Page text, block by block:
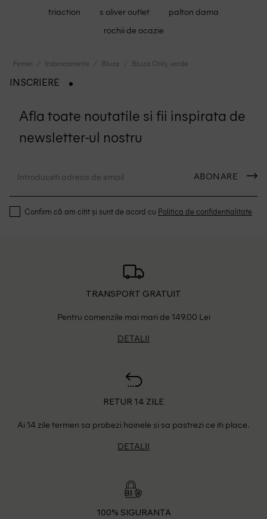
triaction
s oliver outlet
palton dama
rochii de ocazie
Femei Imbracaminte Bluze Bluza Only, verde
INSCRIERE
Afla toate noutatile si fii inspirata de
newsletter-ul nostru
ABONARE
Confirm că am citit și sunt de acord cu Politica de confidentialitate
TRANSPORT GRATUIT
Pentru comenzile mai mari de 149.00 Lei
DETALII
RETUR 14 ZILE
Ai 14 zile termen sa probezi hainele si sa pastrezi ce iti place.
DETALII
100% SIGURANTA